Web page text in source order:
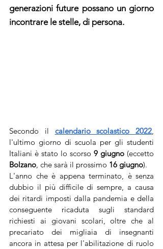
generazioni future possano un giorno
incontrare le stelle, di persona.
Secondo il calendario scolastico 2022,
l'ultimo giorno di scuola per gli studenti
Italiani è stato lo scorso 9 giugno
Bolzano, che sarà il prossimo 16 giugno).
L'anno che è appena terminato, è senza
dubbio il più difficile di sempre, a causa
dei ritardi imposti dalla pandemia e della
conseguente ricaduta sugli standard
richiesti ai giovani scolari, oltre che al
precariato dei migliaia di insegnanti
ancora in attesa per l'abilitazione di ruolo